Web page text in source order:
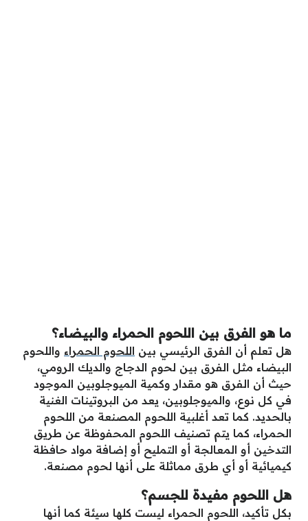
ما هو الفرق بين اللحوم الحمراء والبيضاء؟
هل تعلم أن الفرق الرئيسي بين اللحوم الحمراء واللحوم
البيضاء مثل الفرق بين لحوم الدجاج والديك الرومي،
حيث أن الفرق هو مقدار وكمية الميوجلوبين الموجود
في كل نوع، والميوجلوبين، يعد من البروتينات الغنية
بالحديد. كما تعد أغلبية اللحوم المصنعة من اللحوم
الحمراء، كما يتم تصنيف اللحوم المحفوظة عن طريق
التدخين أو المعالجة أو التمليح أو إضافة مواد حافظة
كيميائية أو أي طرق مماثلة على أنها لحوم مصنعة.
هل اللحوم مفيدة للجسم؟
بكل تأكيد، اللحوم الحمراء ليست كلها سيئة كما أنها